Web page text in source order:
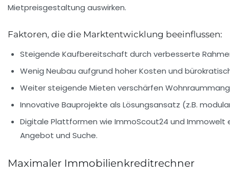
Mietpreisgestaltung auswirken.
Faktoren, die die Marktentwicklung beeinflussen:
Steigende Kaufbereitschaft durch verbesserte
Wenig Neubau aufgrund hoher Kosten und
Weiter steigende Mieten verschärfen
Innovative Bauprojekte als Lösungsansatz (z.B.
Digitale Plattformen wie ImmoScout24 und Immowelt
Angebot und Suche.
Maximaler Immobilienkreditrechner